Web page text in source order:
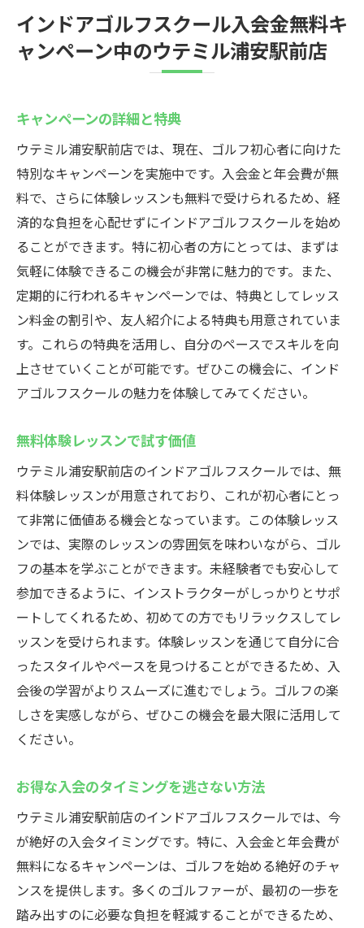
インドアゴルフスクール入会金無料キ
ャンペーン中のウテミル浦安駅前店
キャンペーンの詳細と特典
ウテミル浦安駅前店では、現在、ゴルフ初心者に向けた
特別なキャンペーンを実施中です。入会金と年会費が無
料で、さらに体験レッスンも無料で受けられるため、経
済的な負担を心配せずにインドアゴルフスクールを始め
ることができます。特に初心者の方にとっては、まずは
気軽に体験できるこの機会が非常に魅力的です。また、
定期的に行われるキャンペーンでは、特典としてレッス
ン料金の割引や、友人紹介による特典も用意されていま
す。これらの特典を活用し、自分のペースでスキルを向
上させていくことが可能です。ぜひこの機会に、インド
アゴルフスクールの魅力を体験してみてください。
無料体験レッスンで試す価値
ウテミル浦安駅前店のインドアゴルフスクールでは、無
料体験レッスンが用意されており、これが初心者にとっ
て非常に価値ある機会となっています。この体験レッス
ンでは、実際のレッスンの雰囲気を味わいながら、ゴル
フの基本を学ぶことができます。未経験者でも安心して
参加できるように、インストラクターがしっかりとサポ
ートしてくれるため、初めての方でもリラックスしてレ
ッスンを受けられます。体験レッスンを通じて自分に合
ったスタイルやペースを見つけることができるため、入
会後の学習がよりスムーズに進むでしょう。ゴルフの楽
しさを実感しながら、ぜひこの機会を最大限に活用して
ください。
お得な入会のタイミングを逃さない方法
ウテミル浦安駅前店のインドアゴルフスクールでは、今
が絶好の入会タイミングです。特に、入会金と年会費が
無料になるキャンペーンは、ゴルフを始める絶好のチャ
ンスを提供します。多くのゴルファーが、最初の一歩を
踏み出すのに必要な負担を軽減することができるため、